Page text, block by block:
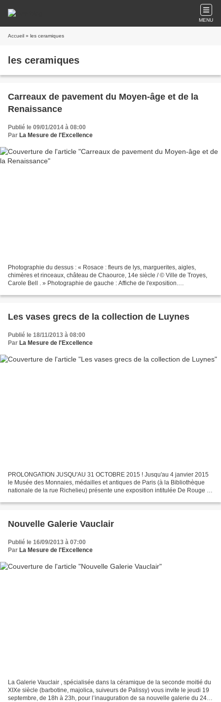
MENU
Accueil » les ceramiques
les ceramiques
Carreaux de pavement du Moyen-âge et de la
Renaissance
Publié le 09/01/2014 à 08:00
Par La Mesure de l'Excellence
Photographie du dessus : « Rosace : fleurs de lys, marguerites, aigles,
chimères et rinceaux, château de Chaource, 14e siècle / © Ville de Troyes,
Carole Bell . » Photographie de gauche : Affiche de l'exposition.
Les vases grecs de la collection de Luynes
Publié le 18/11/2013 à 08:00
Par La Mesure de l'Excellence
PROLONGATION JUSQU'AU 31 OCTOBRE 2015 ! Jusqu'au 4 janvier 2015
le Musée des Monnaies, médailles et antiques de Paris (à la Bibliothèque
nationale de la rue Richelieu) présente une exposition intitulée De Rouge et
Nouvelle Galerie Vauclair
Publié le 16/09/2013 à 07:00
Par La Mesure de l'Excellence
La Galerie Vauclair , spécialisée dans la céramique de la seconde moitié du
XIXe siècle (barbotine, majolica, suiveurs de Palissy) vous invite le jeudi 19
septembre, de 18h à 23h, pour l’inauguration de sa nouvelle galerie du 24